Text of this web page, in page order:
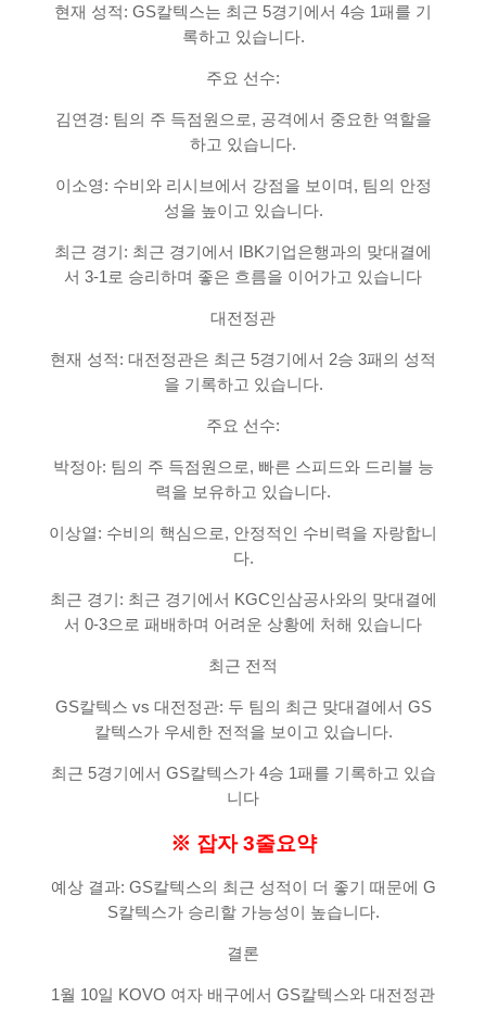
현재 성적: GS칼텍스는 최근 5경기에서 4승 1패를 기
록하고 있습니다.
주요 선수:
김연경: 팀의 주 득점원으로, 공격에서 중요한 역할을
하고 있습니다.
이소영: 수비와 리시브에서 강점을 보이며, 팀의 안정
성을 높이고 있습니다.
최근 경기: 최근 경기에서 IBK기업은행과의 맞대결에
서 3-1로 승리하며 좋은 흐름을 이어가고 있습니다
대전정관
현재 성적: 대전정관은 최근 5경기에서 2승 3패의 성적
을 기록하고 있습니다.
주요 선수:
박정아: 팀의 주 득점원으로, 빠른 스피드와 드리블 능
력을 보유하고 있습니다.
이상열: 수비의 핵심으로, 안정적인 수비력을 자랑합니
다.
최근 경기: 최근 경기에서 KGC인삼공사와의 맞대결에
서 0-3으로 패배하며 어려운 상황에 처해 있습니다
최근 전적
GS칼텍스 vs 대전정관: 두 팀의 최근 맞대결에서 GS
칼텍스가 우세한 전적을 보이고 있습니다.
최근 5경기에서 GS칼텍스가 4승 1패를 기록하고 있습
니다
※ 잡자 3줄요약
예상 결과: GS칼텍스의 최근 성적이 더 좋기 때문에 G
S칼텍스가 승리할 가능성이 높습니다.
결론
1월 10일 KOVO 여자 배구에서 GS칼텍스와 대전정관